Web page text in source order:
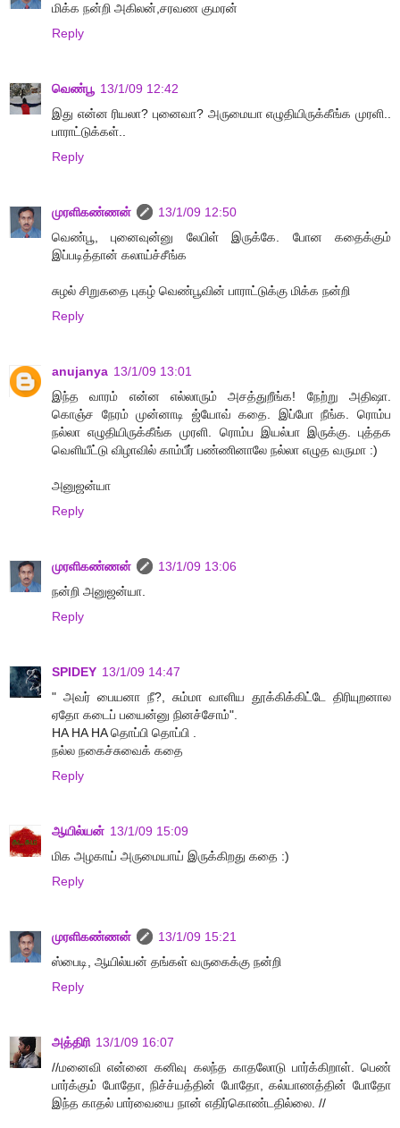
மிக்க நன்றி அகிலன்,சரவண குமரன்
Reply
வெண்பூ 13/1/09 12:42
இது என்ன ரியலா? புனைவா? அருமையா எழுதியிருக்கீங்க முரளி..
பாராட்டுக்கள்..
Reply
முரளிகண்ணன்
13/1/09 12:50
வெண்பூ, புனைவுன்னு லேபிள் இருக்கே. போன கதைக்கும்
இப்படித்தான் கலாய்ச்சீங்க
சுழல் சிறுகதை புகழ் வெண்பூவின் பாராட்டுக்கு மிக்க நன்றி
Reply
anujanya 13/1/09 13:01
இந்த வாரம் என்ன எல்லாரும் அசத்துறீங்க! நேற்று அதிஷா.
கொஞ்ச நேரம் முன்னாடி ஜ்யோவ் கதை. இப்போ நீங்க. ரொம்ப
நல்லா எழுதியிருக்கீங்க முரளி. ரொம்ப இயல்பா இருக்கு. புத்தக
வெளியீட்டு விழாவில் காம்பீர் பண்ணினாலே நல்லா எழுத வருமா :)
அனுஜன்யா
Reply
முரளிகண்ணன்
13/1/09 13:06
நன்றி அனுஜன்யா.
Reply
SPIDEY 13/1/09 14:47
" அவர் பையனா நீ?, சும்மா வாளிய தூக்கிக்கிட்டே திரியுறனால
ஏதோ கடைப் பயைன்னு நினச்சோம்".
HA HA HA தொப்பி தொப்பி .
நல்ல நகைச்சுவைக் கதை
Reply
ஆயில்யன் 13/1/09 15:09
மிக அழகாய் அருமையாய் இருக்கிறது கதை :)
Reply
முரளிகண்ணன்
13/1/09 15:21
ஸ்பைடி, ஆயில்யன் தங்கள் வருகைக்கு நன்றி
Reply
அத்திரி 13/1/09 16:07
//மனைவி என்னை கனிவு கலந்த காதலோடு பார்க்கிறாள். பெண்
பார்க்கும் போதோ, நிச்ச்யத்தின் போதோ, கல்யாணத்தின் போதோ
இந்த காதல் பார்வையை நான் எதிர்கொண்டதில்லை. //